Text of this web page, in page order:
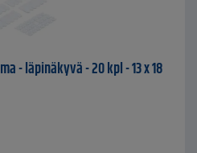
- läpinäkyvä - 20 kpl - 13 x 18